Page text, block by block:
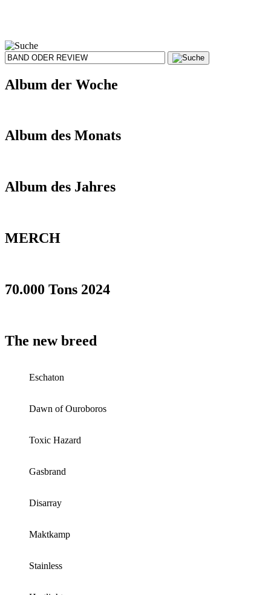
Album der Woche
Album des Monats
Album des Jahres
MERCH
70.000 Tons 2024
The new breed
Eschaton
Dawn of Ouroboros
Toxic Hazard
Gasbrand
Disarray
Maktkamp
Stainless